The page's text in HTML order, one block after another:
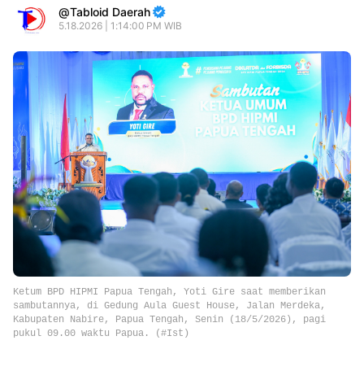
Tabloid Daerah
5.18.2026 | 1:14:00 PM WIB
Ketum BPD HIPMI Papua Tengah, Yoti Gire saat memberikan
sambutannya, di Gedung Aula Guest House, Jalan Merdeka,
Kabupaten Nabire, Papua Tengah, Senin (18/5/2026), pagi
pukul 09.00 waktu Papua.
(#Ist)